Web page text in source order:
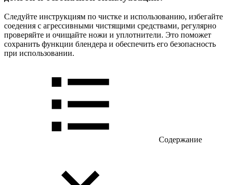
Следуйте инструкциям по чистке и использованию, избегайте
соедения с агрессивными чистящими средствами, регулярно
проверяйте и очищайте ножи и уплотнители. Это поможет
сохранить функции блендера и обеспечить его безопасность
при использовании.
Содержание